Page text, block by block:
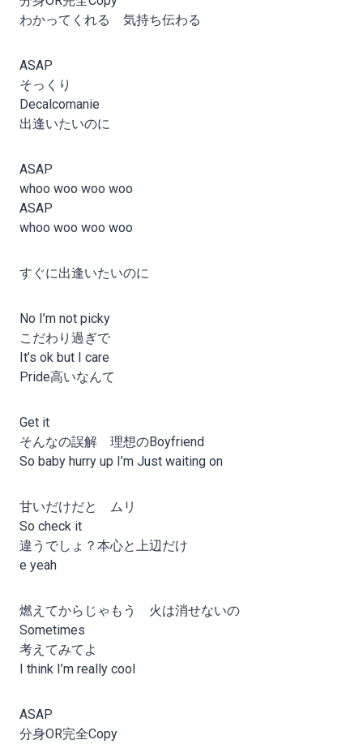
わかってくれる 気持ち伝わる
ASAP
そっくり
Decalcomanie
出逢いたいのに
ASAP
whoo woo woo woo
ASAP
whoo woo woo woo
すぐに出逢いたいのに
No I’m not picky
こだわり過ぎで
It’s ok but I care
Pride高いなんて
Get it
そんなの誤解 理想のBoyfriend
So baby hurry up I’m Just waiting on
甘いだけだと ムリ
So check it
違うでしょ？本心と上辺だけ
e yeah
燃えてからじゃもう 火は消せないの
Sometimes
考えてみてよ
I think I’m really cool
ASAP
分身OR完全Copy